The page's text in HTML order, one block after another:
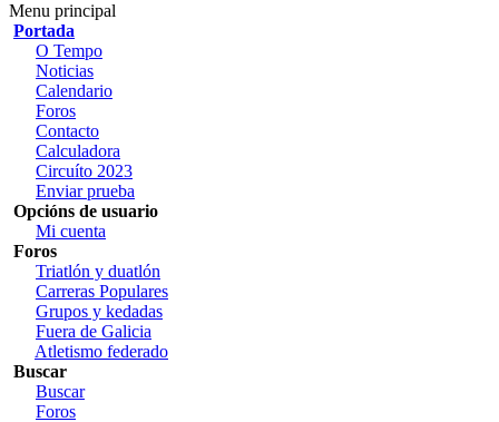
Menu principal
Portada
O Tempo
Noticias
Calendario
Foros
Contacto
Calculadora
Circuíto 2023
Enviar prueba
Opcións de usuario
Mi cuenta
Foros
Triatlón y duatlón
Carreras Populares
Grupos y kedadas
Fuera de Galicia
Atletismo federado
Buscar
Buscar
Foros